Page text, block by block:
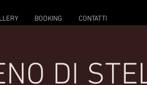
BOOKING CONTATTI
DI